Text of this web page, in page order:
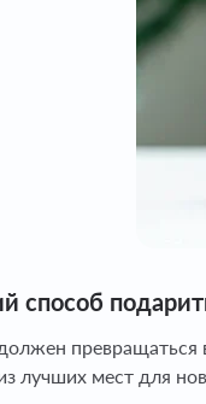
способ
превращаться
лучших мест для